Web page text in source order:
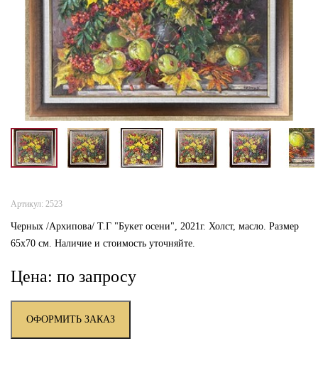
Артикул: 2523
Черных /Архипова/ Т.Г "Букет осени", 2021г. Холст, масло. Размер
65х70 см. Наличие и стоимость уточняйте.
Цена: по запросу
ОФОРМИТЬ ЗАКАЗ